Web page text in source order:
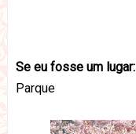
Se eu fosse um lugar:
Parque